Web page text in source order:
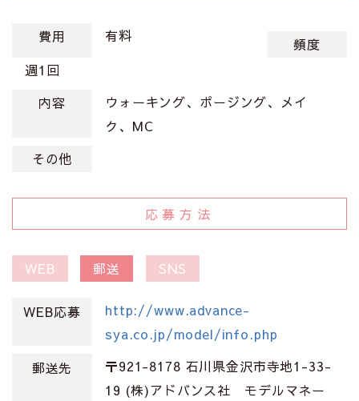
費用 有料
頻度
週1回
内容
ウォーキング、ポージング、メイ
ク、MC
その他
応募方法
WEB 郵送 SNS
WEB応募
http://www.advance-
sya.co.jp/model/info.php
郵送先
〒921-8178 石川県金沢市寺地1-33-
19 (株)アドバンス社 モデルマネー